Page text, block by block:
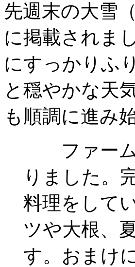
先週末の大雪
に掲載されま
にすっかりふ
と穏やかな天
も順調に進み
ファーム
りました。
料理をして
ツや大根、
す。おまけ